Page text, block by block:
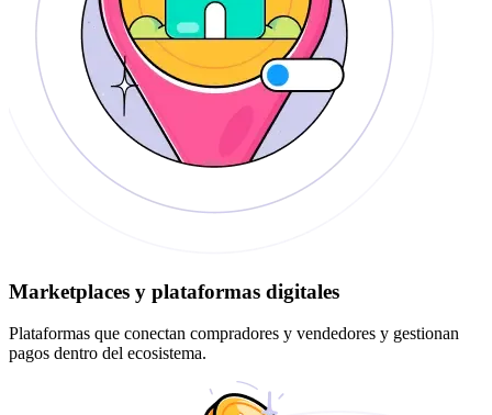
Marketplaces y plataformas digitales
Plataformas que conectan compradores y vendedores y gestionan
pagos dentro del ecosistema.